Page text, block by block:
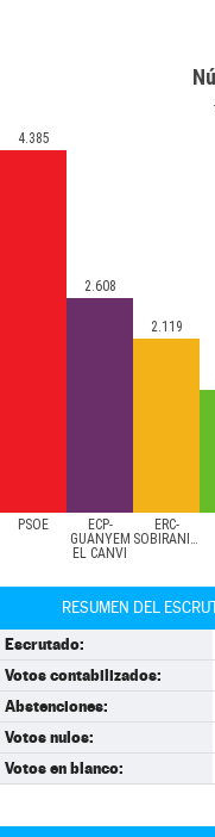
PSOE
ECP-
GUANYEM
EL CANVI
ERC-
SOBIRANISTES
4.385
2.608
2.119
RESUMEN DEL
Escrutado:
Votos contabilizados:
Abstenciones:
Votos nulos:
Votos en blanco: